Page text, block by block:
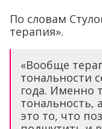
По словам
терапия».
«Вообще
тональности
года. Именно
тональность,
это то, что